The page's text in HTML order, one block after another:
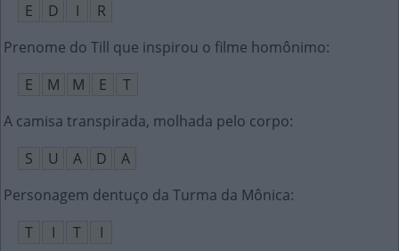
E
D I
R
Prenome do Till que inspirou o filme homônimo:
E
M M E
T
A camisa transpirada, molhada pelo corpo:
S
U A D
A
Personagem dentuço da Turma da Mônica:
T
I T
I